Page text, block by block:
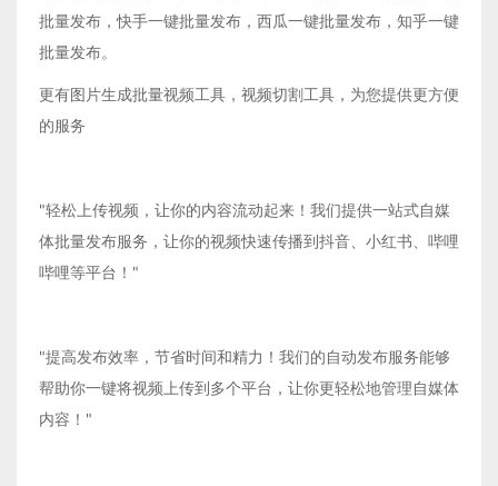
批量发布，快手一键批量发布，西瓜一键批量发布，知乎一键
批量发布。
更有图片生成批量视频工具，视频切割工具，为您提供更方便
的服务
"轻松上传视频，让你的内容流动起来！我们提供一站式自媒
体批量发布服务，让你的视频快速传播到抖音、小红书、哔哩
哔哩等平台！"
"提高发布效率，节省时间和精力！我们的自动发布服务能够
帮助你一键将视频上传到多个平台，让你更轻松地管理自媒体
内容！"